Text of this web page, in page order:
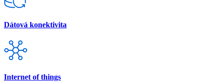
Dátová konektivita
Internet of things